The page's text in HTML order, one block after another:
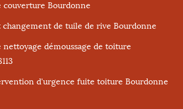
couverture Bourdonne
changement de tuile de rive Bourdonne
démoussage de toiture
d'urgence fuite toiture Bourdonne